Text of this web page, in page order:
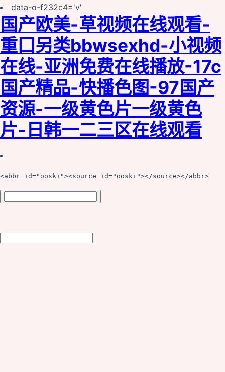
data-o-f232c4='v'
国产欧美-草视频在线观看-
重囗另类bbwseⅹhd-小视频
在线-亚洲免费在线播放-17c
国产精品-快播色图-97国产
资源-一级黄色片一级黄色
片-日韩一二三区在线观看
<abbr id="ooski"><source id="ooski"></source></abbr>